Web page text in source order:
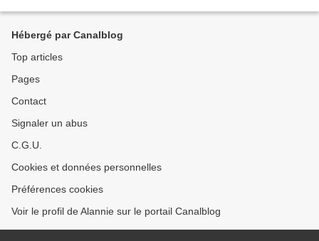
Hébergé par Canalblog
Top articles
Pages
Contact
Signaler un abus
C.G.U.
Cookies et données personnelles
Préférences cookies
Voir le profil de Alannie sur le portail Canalblog